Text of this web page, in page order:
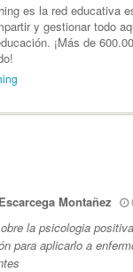
es la red educativa
y gestionar todo
¡Más de
Montañez
la psicologia
para aplicarlo a